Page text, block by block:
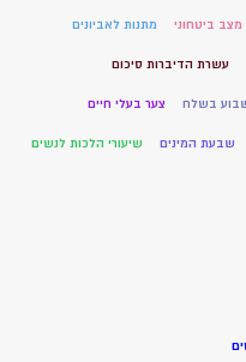
מצב ביטחוני מתנות לאביונים
עשרת הדיברות סיכום
בשלח צער בעלי חיים
שבעת המינים שיעורי הלכות לנשים